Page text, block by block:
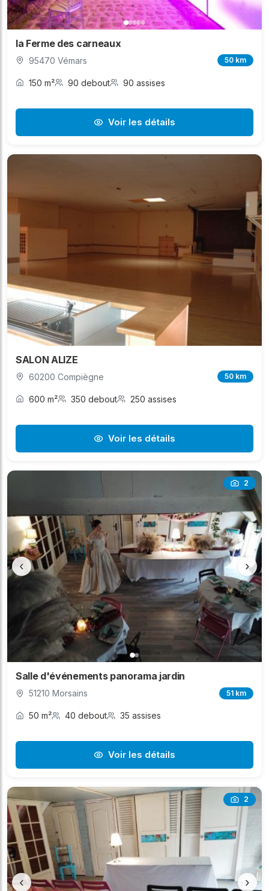
la Ferme des carneaux
95470 Vémars 50 km
150 m² 90 debout 90 assises
Voir les détails
SALON ALIZE
60200 Compiègne 50 km
600 m² 350 debout 250 assises
Voir les détails
2
‹ ›
Salle d'événements panorama jardin
51210 Morsains 51 km
50 m² 40 debout 35 assises
Voir les détails
2
‹ ›